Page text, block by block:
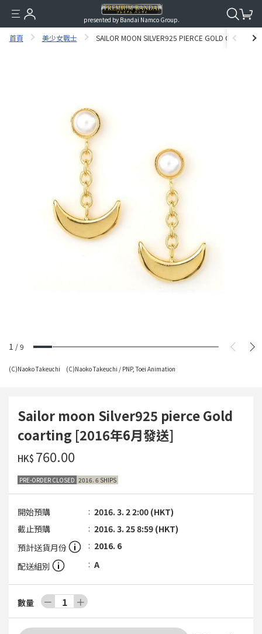
presented by Bandai Namco Group.
首頁 美少女戰士 SAILOR MOON SILVER925 PIERCE GOLD
1 /9
(C)Naoko Takeuchi (C)Naoko Takeuchi / PNP, Toei Animation
Sailor moon Silver925 pierce Gold
coarting [2016年6月發送]
HK$ ‌760.00
PRE-ORDER CLOSED 2016. 6 SHIPS
開始預購
2016. 3. 2 2:00 (HKT)
截止預購
2016. 3. 25 8:59 (HKT)
預計送貨月份
2016. 6
配送組別
A
數量 － 1 ＋